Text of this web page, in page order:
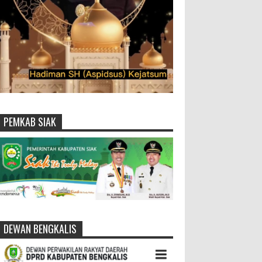
PEMKAB SIAK
DEWAN BENGKALIS